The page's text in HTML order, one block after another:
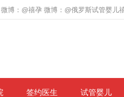
博：@禧孕 微博：@俄罗斯试管婴儿
签约医生 试管婴儿